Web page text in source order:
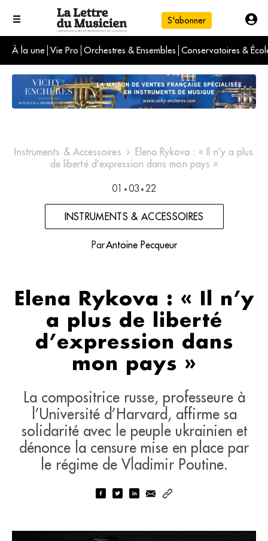
S'abonner
À la une Vie Pro Orchestres & Ensembles Conservatoires &
L'info du jour
Le numéro du mois
International
Instruments & Accessoires
Elena Rykova : « Il n’y a plus
de liberté d’expression dans mon pays »
01 • 03 • 22
INSTRUMENTS & ACCESSOIRES
ParAntoine Pecqueur
Elena Rykova : « Il n’y
a plus de liberté
d’expression dans
mon pays »
La compositrice russe, professeure à
l’Université d’Harvard, affirme sa
solidarité avec le peuple ukrainien et
dénonce la censure mise en place par
le régime de Vladimir Poutine.